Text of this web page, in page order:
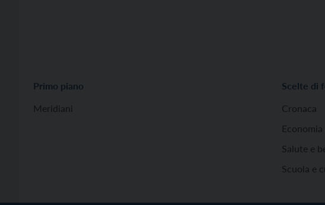
Primo piano
Meridiani
Scelte di
Cronaca
Salute e
Scuola e